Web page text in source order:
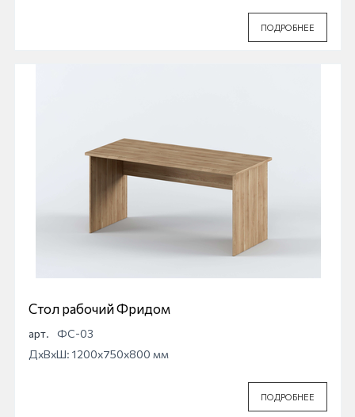
ПОДРОБНЕЕ
Стол рабочий Фридом
арт.
ФС-03
ДхВхШ: 1200x750x800 мм
ПОДРОБНЕЕ